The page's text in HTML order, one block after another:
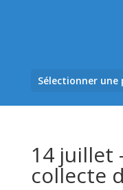
Sélectionner une
14 juillet
collecte